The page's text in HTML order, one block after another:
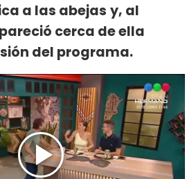
a las abejas y, al
cerca de ella
del programa.